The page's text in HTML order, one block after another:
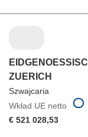
ZUERICH
Szwajcaria
Wkład UE netto
€ 521 028,53